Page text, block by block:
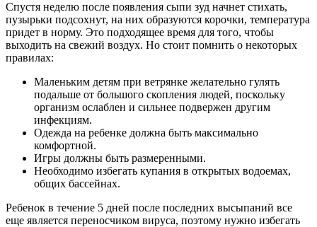
Спустя неделю после появления сыпи зуд начнет стихать,
пузырьки подсохнут, на них образуются корочки, температура
придет в норму. Это подходящее время для того, чтобы
выходить на свежий воздух. Но стоит помнить о некоторых
правилах:
Маленьким детям при ветрянке желательно гулять
подальше от большого скопления людей, поскольку
организм ослаблен и сильнее подвержен другим
инфекциям.
Одежда на ребенке должна быть максимально
комфортной.
Игры должны быть размеренными.
Необходимо избегать купания в открытых водоемах,
общих бассейнах.
Ребенок в течение 5 дней после последних высыпаний все
еще является переносчиком вируса, поэтому нужно избегать